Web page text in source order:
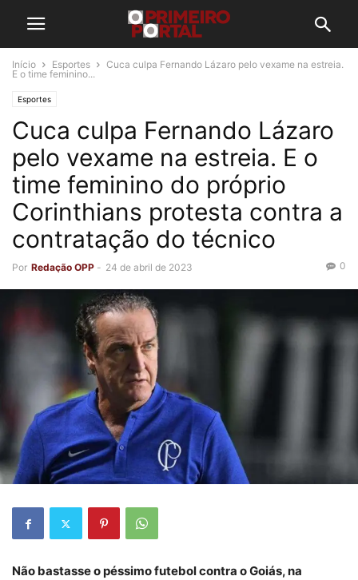
Início Esportes
Cuca culpa Fernando Lázaro pelo vexame na estreia.
E o time feminino...
Esportes
Cuca culpa Fernando Lázaro
pelo vexame na estreia. E o
time feminino do próprio
Corinthians protesta contra a
contratação do técnico
Por Redação OPP - 24 de abril de 2023 0
Não bastasse o péssimo futebol contra o Goiás, na